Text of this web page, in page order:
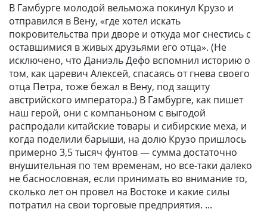
В Гамбурге молодой вельможа покинул Крузо и
отправился в Вену, «где хотел искать
покровительства при дворе и откуда мог снестись с
оставшимися в живых друзьями его отца». (Не
исключено, что Даниэль Дефо вспомнил историю о
том, как царевич Алексей, спасаясь от гнева своего
отца Петра, тоже бежал в Вену, под защиту
австрийского императора.) В Гамбурге, как пишет
наш герой, они с компаньоном с выгодой
распродали китайские товары и сибирские меха, и
когда поделили барыши, на долю Крузо пришлось
примерно 3,5 тысяч фунтов — сумма достаточно
внушительная по тем временам, но все-таки далеко
не баснословная, если принимать во внимание то,
сколько лет он провел на Востоке и какие силы
потратил на свои торговые предприятия.